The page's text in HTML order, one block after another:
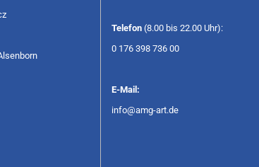
Telefon (8.00 bis 22.00 Uhr):
0 176 398 736 00
E-Mail:
info@amg-art.de